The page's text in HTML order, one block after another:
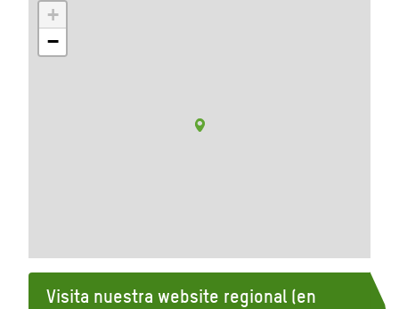
+
−
Visita nuestra website regional (en